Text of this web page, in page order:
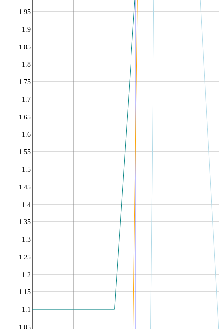
1.05
1.1
1.15
1.2
1.25
1.3
1.35
1.4
1.45
1.5
1.55
1.6
1.65
1.7
1.75
1.8
1.85
1.9
1.95